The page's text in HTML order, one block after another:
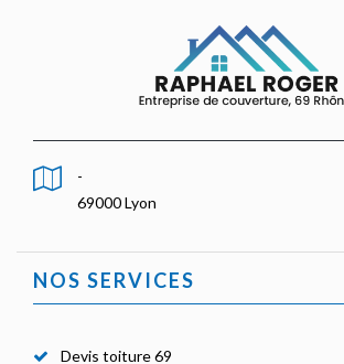
-
69000 Lyon
NOS SERVICES
Devis toiture 69